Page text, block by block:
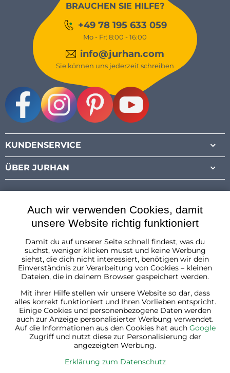
BRAUCHEN SIE HILFE?
+49 78 195 633 059
Mo - Fr: 8:00 - 16:00
info@jurhan.com
Sie können uns jederzeit schreiben
KUNDENSERVICE
ÜBER JURHAN
Österreich
Auch wir verwenden Cookies, damit
unsere Website richtig funktioniert
Damit du auf unserer Seite schnell findest, was du
suchst, weniger klicken musst und keine Werbung
siehst, die dich nicht interessiert, benötigen wir dein
Einverständnis zur Verarbeitung von Cookies – kleinen
Dateien, die in deinem Browser gespeichert werden.
Mit ihrer Hilfe stellen wir unsere Website so dar, dass
alles korrekt funktioniert und Ihren Vorlieben entspricht.
Einige Cookies und personenbezogene Daten werden
auch zur Anzeige personalisierter Werbung verwendet.
Auf die Informationen aus den Cookies hat auch Google
Zugriff und nutzt diese zur Personalisierung der
angezeigten Werbung.
Erklärung zum Datenschutz